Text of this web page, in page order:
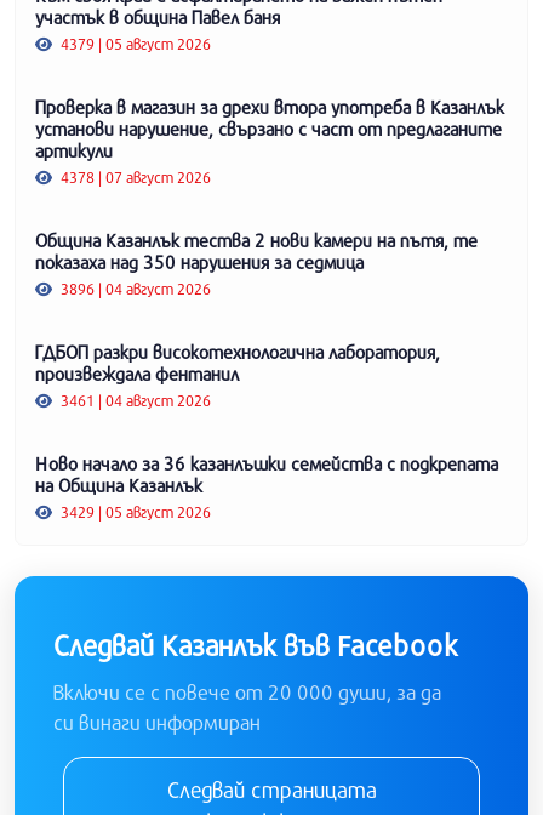
участък в община Павел баня
4379 | 05 август 2026
Проверка в магазин за дрехи втора употреба в Казанлък
установи нарушение, свързано с част от предлаганите
артикули
4378 | 07 август 2026
Община Казанлък тества 2 нови камери на пътя, те
показаха над 350 нарушения за седмица
3896 | 04 август 2026
ГДБОП разкри високотехнологична лаборатория,
произвеждала фентанил
3461 | 04 август 2026
Ново начало за 36 казанлъшки семейства с подкрепата
на Община Казанлък
3429 | 05 август 2026
Следвай Казанлък във Facebook
Включи се с повече от 20 000 души, за да
си винаги информиран
Следвай страницата